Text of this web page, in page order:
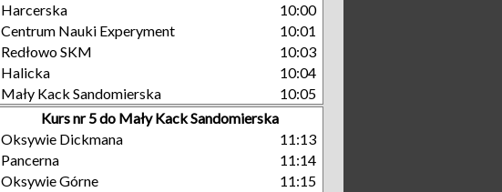
Harcerska
10:00
Centrum Nauki Experyment
10:01
Redłowo SKM
10:03
Halicka
10:04
Mały Kack Sandomierska
10:05
Kurs nr 5 do Mały Kack Sandomierska
Oksywie Dickmana
11:13
Pancerna
11:14
Oksywie Górne
11:15